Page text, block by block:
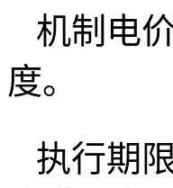
机制电
度。
执行期